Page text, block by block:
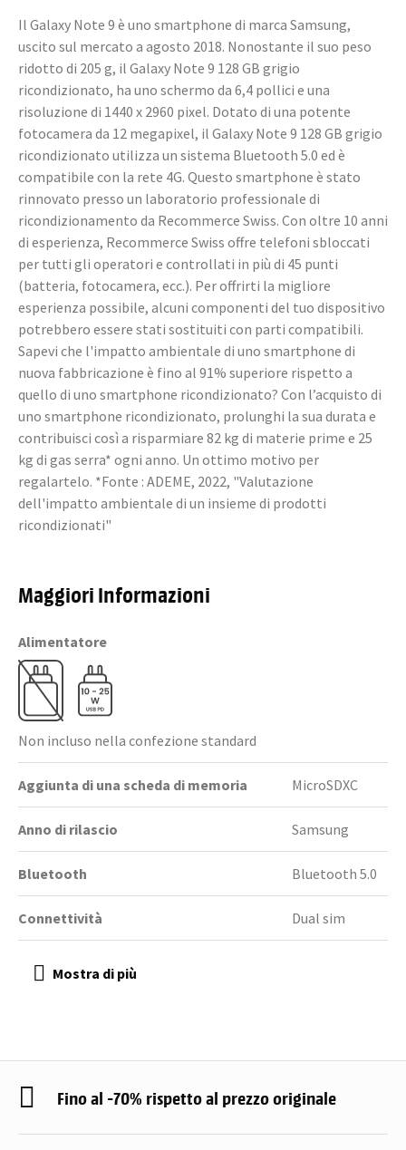
Il Galaxy Note 9 è uno smartphone di marca Samsung,
uscito sul mercato a agosto 2018. Nonostante il suo peso
ridotto di 205 g, il Galaxy Note 9 128 GB grigio
ricondizionato, ha uno schermo da 6,4 pollici e una
risoluzione di 1440 x 2960 pixel. Dotato di una potente
fotocamera da 12 megapixel, il Galaxy Note 9 128 GB grigio
ricondizionato utilizza un sistema Bluetooth 5.0 ed è
compatibile con la rete 4G. Questo smartphone è stato
rinnovato presso un laboratorio professionale di
ricondizionamento da Recommerce Swiss. Con oltre 10 anni
di esperienza, Recommerce Swiss offre telefoni sbloccati
per tutti gli operatori e controllati in più di 45 punti
(batteria, fotocamera, ecc.). Per offrirti la migliore
esperienza possibile, alcuni componenti del tuo dispositivo
potrebbero essere stati sostituiti con parti compatibili.
Sapevi che l'impatto ambientale di uno smartphone di
nuova fabbricazione è fino al 91% superiore rispetto a
quello di uno smartphone ricondizionato? Con l’acquisto di
uno smartphone ricondizionato, prolunghi la sua durata e
contribuisci così a risparmiare 82 kg di materie prime e 25
kg di gas serra* ogni anno. Un ottimo motivo per
regalartelo. *Fonte : ADEME, 2022, "Valutazione
dell'impatto ambientale di un insieme di prodotti
ricondizionati"
Maggiori Informazioni
Alimentatore
Non incluso nella confezione standard
Aggiunta di una scheda di memoria MicroSDXC
Anno di rilascio Samsung
Bluetooth Bluetooth 5.0
Connettività Dual sim
Fino al -70% rispetto al prezzo originale